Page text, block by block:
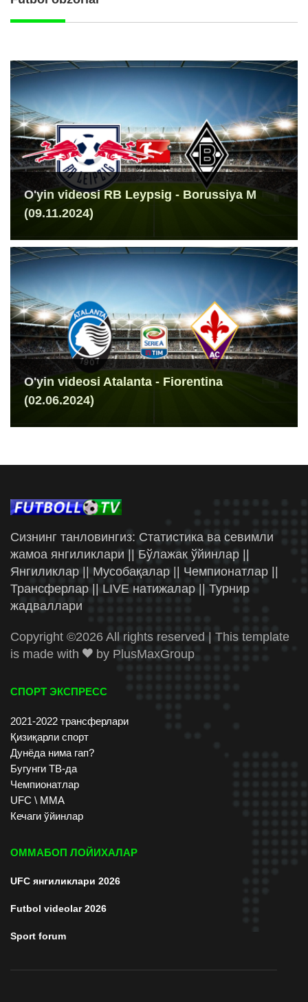
O'yin videosi RB Leypsig - Borussiya M
(09.11.2024)
O'yin videosi Atalanta - Fiorentina
(02.06.2024)
Сизнинг танловингиз: Статистика ва севимли
жамоа янгиликлари || Бўлажак ўйинлар ||
Янгиликлар || Мусобақалар || Чемпионатлар ||
Трансферлар || LIVE натижалар || Турнир
жадваллари
Copyright ©2026 All rights reserved | This template
is made with
by PlusMaxGroup
СПОРТ ЭКСПРЕСС
2021-2022 трансферлари
Қизиқарли спорт
Дунёда нима гап?
Бугунги ТВ-да
Чемпионатлар
UFC \ ММА
Кечаги ўйинлар
ОММАБОП ЛОЙИХАЛАР
UFC янгиликлари 2026
Futbol videolar 2026
Sport forum